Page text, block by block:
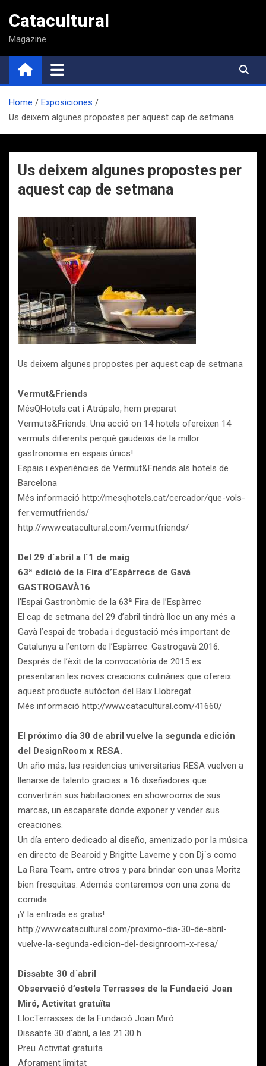
contenido
Catacultural
Magazine
Home
Exposiciones
Us deixem algunes propostes per aquest cap de setmana
Us deixem algunes propostes per
aquest cap de setmana
Us deixem algunes propostes per aquest cap de setmana
Vermut&Friends
MésQHotels.cat i Atrápalo, hem preparat
Vermuts&Friends. Una acció on 14 hotels ofereixen 14
vermuts diferents perquè gaudeixis de la millor
gastronomia en espais únics!
Espais i experiències de Vermut&Friends als hotels de
Barcelona
Més informació http://mesqhotels.cat/cercador/que-vols-
fer:vermutfriends/
http://www.catacultural.com/vermutfriends/
Del 29 d´abril a l´1 de maig
63ª edició de la Fira d’Espàrrecs de Gavà
GASTROGAVÀ16
l’Espai Gastronòmic de la 63ª Fira de l’Espàrrec
El cap de setmana del 29 d’abril tindrà lloc un any més a
Gavà l’espai de trobada i degustació més important de
Catalunya a l’entorn de l’Espàrrec: Gastrogavà 2016.
Després de l’èxit de la convocatòria de 2015 es
presentaran les noves creacions culinàries que ofereix
aquest producte autòcton del Baix Llobregat.
Més informació http://www.catacultural.com/41660/
El próximo día 30 de abril vuelve la segunda edición
del DesignRoom x RESA.
Un año más, las residencias universitarias RESA vuelven a
llenarse de talento gracias a 16 diseñadores que
convertirán sus habitaciones en showrooms de sus
marcas, un escaparate donde exponer y vender sus
creaciones.
Un día entero dedicado al diseño, amenizado por la música
en directo de Bearoid y Brigitte Laverne y con Dj´s como
La Rara Team, entre otros y para brindar con unas Moritz
bien fresquitas. Además contaremos con una zona de
comida.
¡Y la entrada es gratis!
http://www.catacultural.com/proximo-dia-30-de-abril-
vuelve-la-segunda-edicion-del-designroom-x-resa/
Dissabte 30 d´abril
Observació d’estels Terrasses de la Fundació Joan
Miró, Activitat gratuïta
LlocTerrasses de la Fundació Joan Miró
Dissabte 30 d’abril, a les 21.30 h
Preu Activitat gratuïta
Aforament limitat